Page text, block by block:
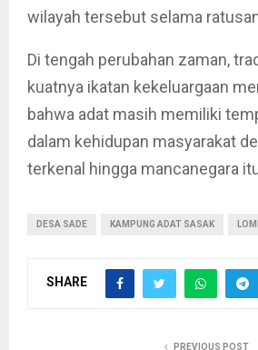
wilayah tersebut selama
Di tengah perubahan zaman,
kuatnya ikatan kekeluargaan
bahwa adat masih memiliki
dalam kehidupan masyarakat
terkenal hingga mancanegara
DESA SADE KAMPUNG ADAT SASAK
SHARE
PREVIOUS POST